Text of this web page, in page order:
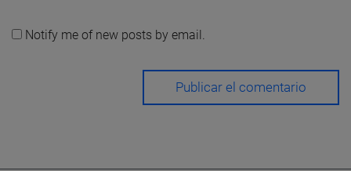
Notify me of new posts by email.